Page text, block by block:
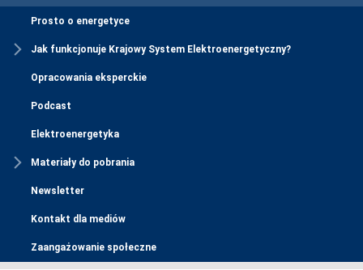
Prosto o energetyce
Jak funkcjonuje Krajowy System Elektroenergetyczny?
Opracowania eksperckie
Podcast
Elektroenergetyka
Materiały do pobrania
Newsletter
Kontakt dla mediów
Zaangażowanie społeczne